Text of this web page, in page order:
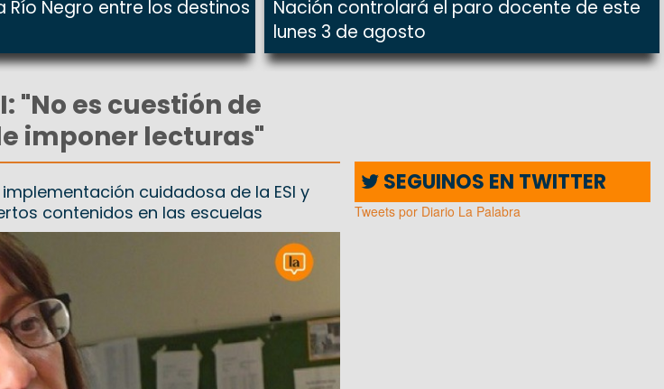
Río Negro entre los destinos
Nación controlará el paro docente de este
lunes 3 de agosto
"No es cuestión de
imponer lecturas"
cuidadosa de la ESI y
contenidos en las escuelas
SEGUINOS EN TWITTER
Tweets por Diario La Palabra